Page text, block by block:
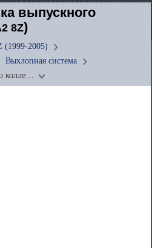
выпускного
8Z)
(1999-2005)
Выхлопная система
колле…